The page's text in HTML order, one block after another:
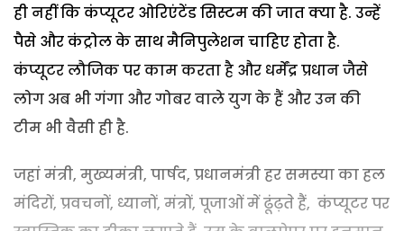
ही नहीं कि कंप्यूटर ओरिएंटेंड सिस्टम की जात क्या है. उन्हें
पैसे और कंट्रोल के साथ मैनिपुलेशन चाहिए होता है.
कंप्यूटर लौजिक पर काम करता है और धर्मेंद्र प्रधान जैसे
लोग अब भी गंगा और गोबर वाले युग के हैं और उन की
टीम भी वैसी ही है.
जहां मंत्री, मुख्यमंत्री, पार्षद, प्रधानमंत्री हर समस्या का हल
मंदिरों, प्रवचनों, ध्यानों, मंत्रों, पूजाओं में ढूंढ़ते हैं, कंप्यूटर पर